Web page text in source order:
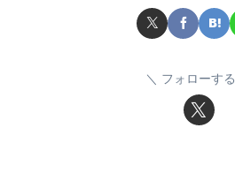
フォローする